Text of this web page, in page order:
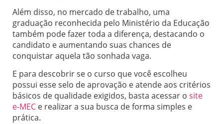
Além disso, no mercado de trabalho, uma
graduação reconhecida pelo Ministério da Educação
também pode fazer toda a diferença, destacando o
candidato e aumentando suas chances de
conquistar aquela tão sonhada vaga.
E para descobrir se o curso que você escolheu
possui esse selo de aprovação e atende aos critérios
básicos de qualidade exigidos, basta acessar o site
e-MEC e realizar a sua busca de forma simples e
prática.